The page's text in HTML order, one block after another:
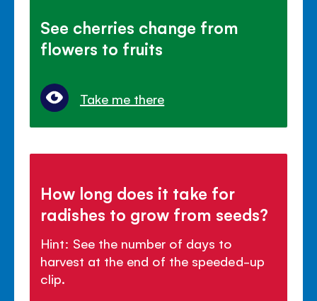
See cherries change from
flowers to fruits
Take me there
How long does it take for
radishes to grow from seeds?
Hint: See the number of days to
harvest at the end of the speeded-up
clip.